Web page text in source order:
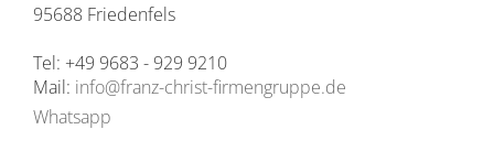
95688 Friedenfels
Tel: +49 9683 - 929 9210
Mail: info@franz-christ-firmengruppe.de
Whatsapp